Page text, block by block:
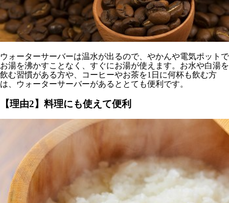
ウォーターサーバーは温水が出るので、やかんや電気ポットで
お湯を沸かすことなく、すぐにお湯が使えます。お水や白湯を
飲む習慣がある方や、コーヒーやお茶を1日に何杯も飲む方
は、ウォーターサーバーがあるととても便利です。
【理由2】料理にも使えて便利